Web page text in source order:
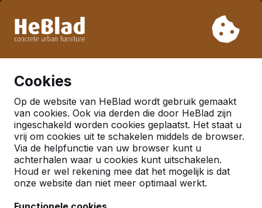
week 33. Houdt u daarom rekening met langere levertijden.
Cookies
Op de website van HeBlad wordt gebruik gemaakt
van cookies. Ook via derden die door HeBlad zijn
ingeschakeld worden cookies geplaatst. Het staat u
vrij om cookies uit te schakelen middels de browser.
Via de helpfunctie van uw browser kunt u
achterhalen waar u cookies kunt uitschakelen.
Houd er wel rekening mee dat het mogelijk is dat
onze website dan niet meer optimaal werkt.
Al meer dan 30.000 producten verkocht